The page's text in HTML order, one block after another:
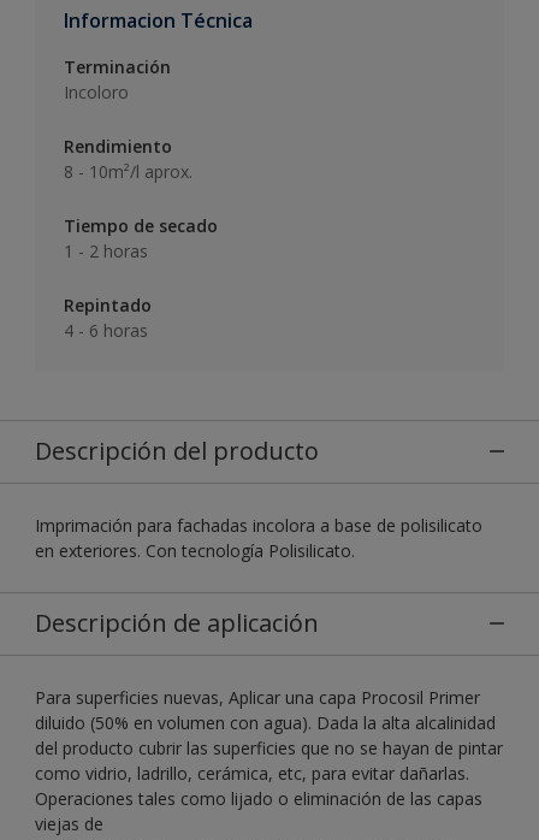
Informacion Técnica
Terminación
Incoloro
Rendimiento
8 - 10m²/l aprox.
Tiempo de secado
1 - 2 horas
Repintado
4 - 6 horas
Descripción del producto
Imprimación para fachadas incolora a base de polisilicato
en exteriores. Con tecnología Polisilicato.
Descripción de aplicación
Para superficies nuevas, Aplicar una capa Procosil Primer
diluido (50% en volumen con agua). Dada la alta alcalinidad
del producto cubrir las superficies que no se hayan de pintar
como vidrio, ladrillo, cerámica, etc, para evitar dañarlas.
Operaciones tales como lijado o eliminación de las capas
viejas de